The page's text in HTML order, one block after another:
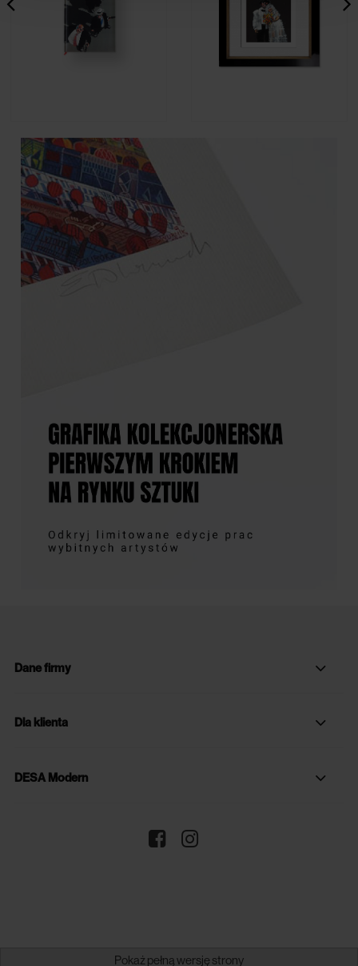
Waldemar Świerzy - Notes A4
"Vanguard"
249,00 zł
Dane firmy
Dla klienta
DESA Modern
Pokaż pełną wersję strony